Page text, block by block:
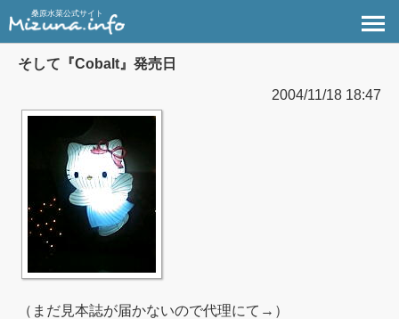
桑原水菜公式サイト
そして『Cobalt』発売日
2004/11/18 18:47
（まだ見本誌が届かないので代理にて→）